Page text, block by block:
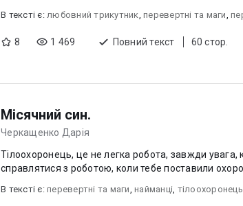
В текcті є: любовний трикутник, перевертні та маги,
8 1 469 Повний текст 60 стор.
Місячний син.
Черкащенко Дарія
Тілоохоронець, це не легка робота, завжди увага,
справлятися з роботою, коли тебе поставили
В текcті є: перевертні та маги, найманці, тілоохоронець